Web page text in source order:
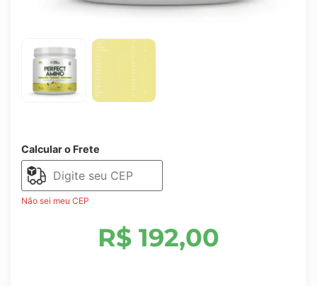
Calcular o Frete
Não sei meu CEP
R$ 192,00